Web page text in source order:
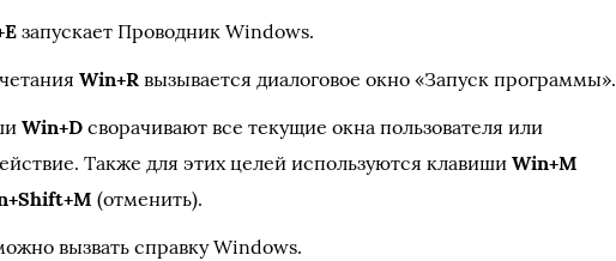
запускает Проводник Windows.
Win+R вызывается диалоговое окно «Запуск программы».
Win+D сворачивают все текущие окна пользователя или
Также для этих целей используются клавишиWin+M
(отменить).
вызвать справку Windows.